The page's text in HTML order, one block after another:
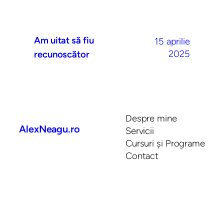
Am uitat să fiu
recunoscător
15 aprilie
2025
AlexNeagu.ro
Despre mine
Servicii
Cursuri și Programe
Contact